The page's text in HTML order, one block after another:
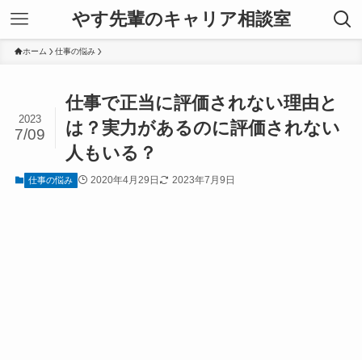
やす先輩のキャリア相談室
ホーム 仕事の悩み
仕事で正当に評価されない理由と
は？実力があるのに評価されない
人もいる？
2023
7/09
仕事の悩み 2020年4月29日 2023年7月9日